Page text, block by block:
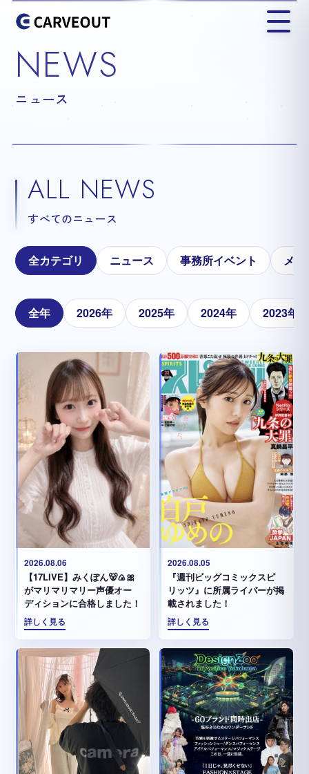
NEWS
ニュース
ALL NEWS
すべてのニュース
全カテゴリ ニュース 事務所イベント メ
全年 2026年 2025年 2024年 2023年
2026.08.06
【17LIVE】みくぽん🐻🍙🎀
がマリマリマリー声優オー
ディションに合格しました！
詳しく見る
2026.08.05
『週刊ビッグコミックスピ
リッツ』に所属ライバーが掲
載されました！
詳しく見る